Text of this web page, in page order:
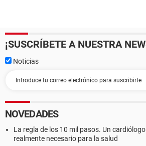
¡SUSCRÍBETE A NUESTRA
Noticias
NOVEDADES
La regla de los 10 mil pasos. Un
realmente necesario para la salud